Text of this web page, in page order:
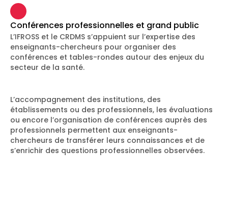
Conférences professionnelles et grand public
L’IFROSS et le CRDMS s’appuient sur l’expertise des
enseignants-chercheurs pour organiser des
conférences et tables-rondes autour des enjeux du
secteur de la santé.
L’accompagnement des institutions, des
établissements ou des professionnels, les évaluations
ou encore l’organisation de conférences auprès des
professionnels permettent aux enseignants-
chercheurs de transférer leurs connaissances et de
s’enrichir des questions professionnelles observées.